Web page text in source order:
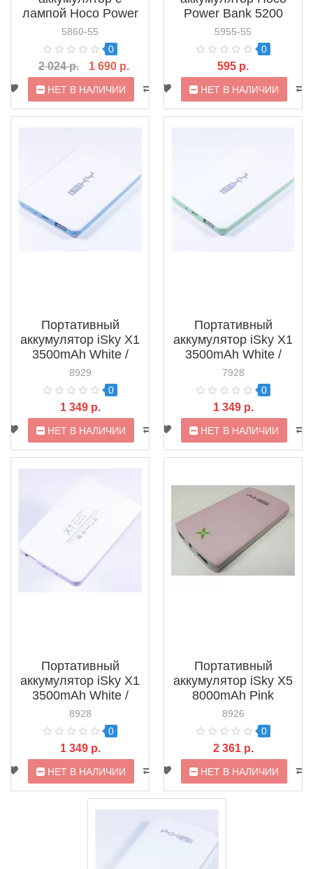
лампой Hoco Power
Bank 15000 mAh
(B27)
5860-55
0
2 024 р. 1 690 р.
НЕТ В НАЛИЧИИ
Power Bank 5200
mAh (B21)
5955-55
0
595 р.
НЕТ В НАЛИЧИИ
Портативный
аккумулятор iSky X1
3500mAh White /
Blue
8929
0
1 349 р.
НЕТ В НАЛИЧИИ
Портативный
аккумулятор iSky X1
3500mAh White /
Green
7928
0
1 349 р.
НЕТ В НАЛИЧИИ
Портативный
аккумулятор iSky X1
3500mAh White /
Grey
8928
0
1 349 р.
НЕТ В НАЛИЧИИ
Портативный
аккумулятор iSky X5
8000mAh Pink
8926
0
2 361 р.
НЕТ В НАЛИЧИИ